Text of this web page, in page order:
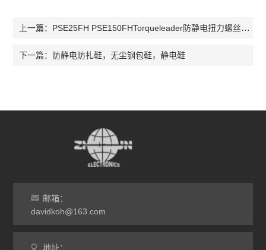
上一篇： PSE25FH PSE150FHTorqueleader防静电扭力螺丝刀062200 016240
下一篇： 防静电防扎鞋，无尘钢包鞋，静电鞋
邮箱：
davidkoh@163.com
地址：